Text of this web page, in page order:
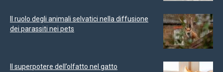
Il ruolo degli animali selvatici nella diffusione
dei parassiti nei pets
Il superpotere dell’olfatto nel gatto